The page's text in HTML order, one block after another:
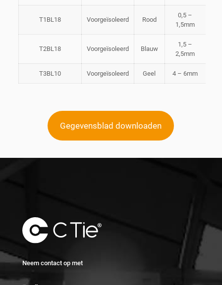
T1BL18 Voorgeïsoleerd Rood
0,5 –
1,5mm
T2BL18 Voorgeïsoleerd Blauw
1,5 –
2,5mm
T3BL10 Voorgeïsoleerd Geel 4 – 6mm
Gegevensblad downloaden
Neem contact op met